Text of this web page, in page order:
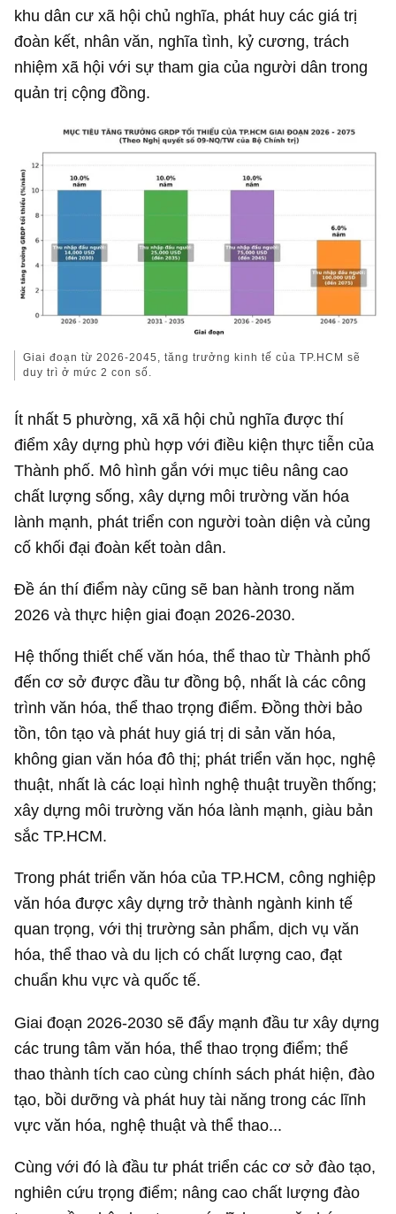
khu dân cư xã hội chủ nghĩa, phát huy các giá trị
đoàn kết, nhân văn, nghĩa tình, kỷ cương, trách
nhiệm xã hội với sự tham gia của người dân trong
quản trị cộng đồng.
Giai đoạn từ 2026-2045, tăng trưởng kinh tế của TP.HCM sẽ
duy trì ở mức 2 con số.
Ít nhất 5 phường, xã xã hội chủ nghĩa được thí
điểm xây dựng phù hợp với điều kiện thực tiễn của
Thành phố. Mô hình gắn với mục tiêu nâng cao
chất lượng sống, xây dựng môi trường văn hóa
lành mạnh, phát triển con người toàn diện và củng
cố khối đại đoàn kết toàn dân.
Đề án thí điểm này cũng sẽ ban hành trong năm
2026 và thực hiện giai đoạn 2026-2030.
Hệ thống thiết chế văn hóa, thể thao từ Thành phố
đến cơ sở được đầu tư đồng bộ, nhất là các công
trình văn hóa, thể thao trọng điểm. Đồng thời bảo
tồn, tôn tạo và phát huy giá trị di sản văn hóa,
không gian văn hóa đô thị; phát triển văn học, nghệ
thuật, nhất là các loại hình nghệ thuật truyền thống;
xây dựng môi trường văn hóa lành mạnh, giàu bản
sắc TP.HCM.
Trong phát triển văn hóa của TP.HCM, công nghiệp
văn hóa được xây dựng trở thành ngành kinh tế
quan trọng, với thị trường sản phẩm, dịch vụ văn
hóa, thể thao và du lịch có chất lượng cao, đạt
chuẩn khu vực và quốc tế.
Giai đoạn 2026-2030 sẽ đẩy mạnh đầu tư xây dựng
các trung tâm văn hóa, thể thao trọng điểm; thể
thao thành tích cao cùng chính sách phát hiện, đào
tạo, bồi dưỡng và phát huy tài năng trong các lĩnh
vực văn hóa, nghệ thuật và thể thao...
Cùng với đó là đầu tư phát triển các cơ sở đào tạo,
nghiên cứu trọng điểm; nâng cao chất lượng đào